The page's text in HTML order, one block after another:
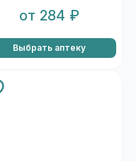
от 284 ₽
Выбрать аптеку